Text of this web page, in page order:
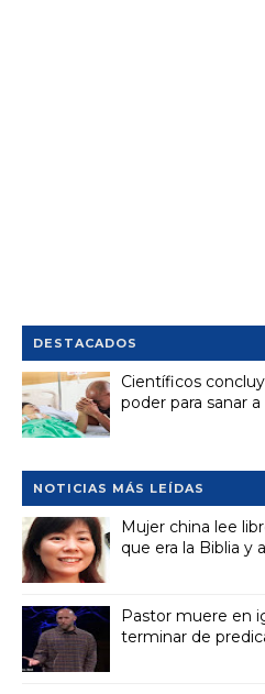
DESTACADOS
Científicos
poder para sanar
NOTICIAS MÁS LEÍDAS
Mujer china lee
que era la Biblia y
Pastor muere en
terminar de